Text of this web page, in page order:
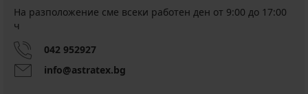
На разположение сме всеки работен ден от 9:00 до 17:00
ч
042 952927
info@astratex.bg